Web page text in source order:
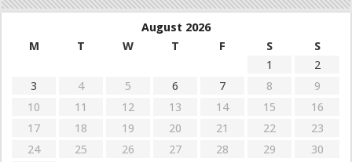
August 2026
M
T W T F S
S
1
2
3
4 5 6 7 8
9
10
11 12 13 14 15
16
17
18 19 20 21 22
23
24
25 26 27 28 29
30